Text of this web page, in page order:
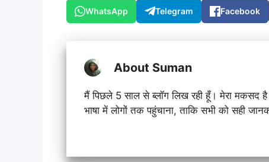
WhatsApp Telegram Facebook
About Suman
मैं पिछले 5 साल से ब्लॉग लिख रही हूँ। मेरा मकसद
भाषा में लोगों तक पहुंचाना, ताकि सभी को सही